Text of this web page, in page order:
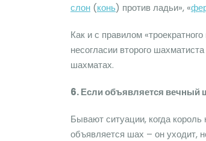
слон (конь) против ладьи», «
Как и с правилом
несогласии второго
шахматах.
6. Если объявляется вечный
Бывают ситуации, когда
объявляется шах – он уходит,